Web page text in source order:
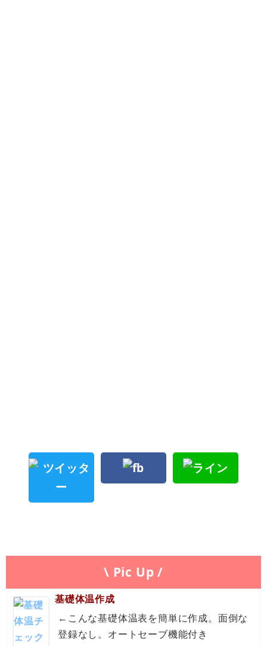
\ Pic Up /
基礎体温作成
←こんな基礎体温表を簡単に作成。面倒な
登録なし。オートセーブ機能付き